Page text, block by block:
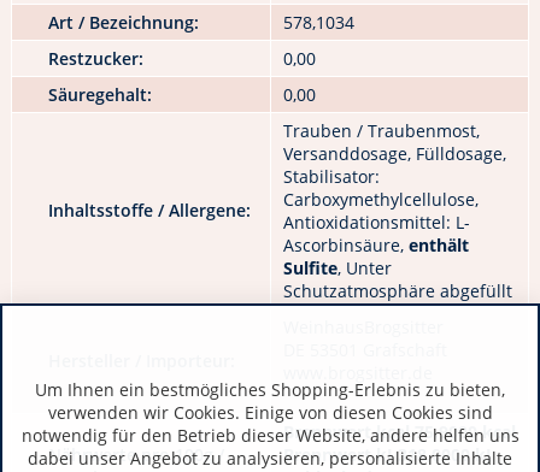
Art / Bezeichnung:
578,1034
Restzucker:
0,00
Säuregehalt:
0,00
Inhaltsstoffe / Allergene:
Trauben / Traubenmost,
Versanddosage, Fülldosage,
Stabilisator:
Carboxymethylcellulose,
Antioxidationsmittel: L-
Ascorbinsäure, enthält
Sulfite, Unter
Schutzatmosphäre abgefüllt
Nährwerte pro 100g /
Brennwert kcal 75,9000 kcal
Brennwert kJ 318,0000 kJ
Um Ihnen ein bestmögliches Shopping-Erlebnis zu bieten,
verwenden wir Cookies. Einige von diesen Cookies sind
notwendig für den Betrieb dieser Website, andere helfen uns
dabei unser Angebot zu analysieren, personalisierte Inhalte